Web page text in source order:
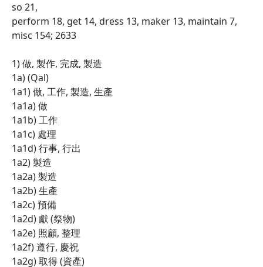
so 21,
perform 18, get 14, dress 13, maker 13, maintain 7,
misc 154; 2633
1) 做, 製作, 完成, 製造
1a) (Qal)
1a1) 做, 工作, 製造, 生產
1a1a) 做
1a1b) 工作
1a1c) 處理
1a1d) 行事, 行出
1a2) 製造
1a2a) 製造
1a2b) 生產
1a2c) 預備
1a2d) 獻 (祭物)
1a2e) 照顧, 整理
1a2f) 遵行, 慶祝
1a2g) 取得 (資產)